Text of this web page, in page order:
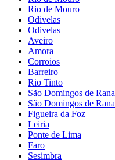
Rio de Mouro
Odivelas
Odivelas
Aveiro
Amora
Corroios
Barreiro
Rio Tinto
São Domingos de Rana
São Domingos de Rana
Figueira da Foz
Leiria
Ponte de Lima
Faro
Sesimbra